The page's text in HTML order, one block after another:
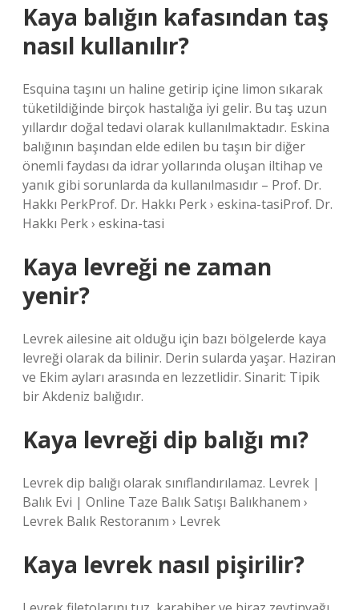
Kaya balığın kafasından taş
nasıl kullanılır?
Esquina taşını un haline getirip içine limon sıkarak
tüketildiğinde birçok hastalığa iyi gelir. Bu taş uzun
yıllardır doğal tedavi olarak kullanılmaktadır. Eskina
balığının başından elde edilen bu taşın bir diğer
önemli faydası da idrar yollarında oluşan iltihap ve
yanık gibi sorunlarda da kullanılmasıdır – Prof. Dr.
Hakkı PerkProf. Dr. Hakkı Perk › eskina-tasiProf. Dr.
Hakkı Perk › eskina-tasi
Kaya levreği ne zaman
yenir?
Levrek ailesine ait olduğu için bazı bölgelerde kaya
levreği olarak da bilinir. Derin sularda yaşar. Haziran
ve Ekim ayları arasında en lezzetlidir. Sinarit: Tipik
bir Akdeniz balığıdır.
Kaya levreği dip balığı mı?
Levrek dip balığı olarak sınıflandırılamaz. Levrek |
Balık Evi | Online Taze Balık Satışı Balıkhanem ›
Levrek Balık Restoranım › Levrek
Kaya levrek nasıl pişirilir?